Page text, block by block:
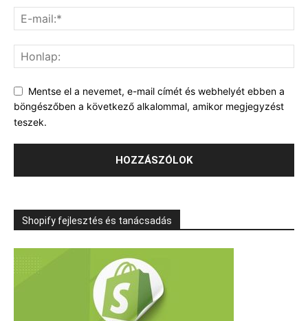
Mentse el a nevemet, e-mail címét és webhelyét ebben a
böngészőben a következő alkalommal, amikor megjegyzést
teszek.
Shopify fejlesztés és tanácsadás